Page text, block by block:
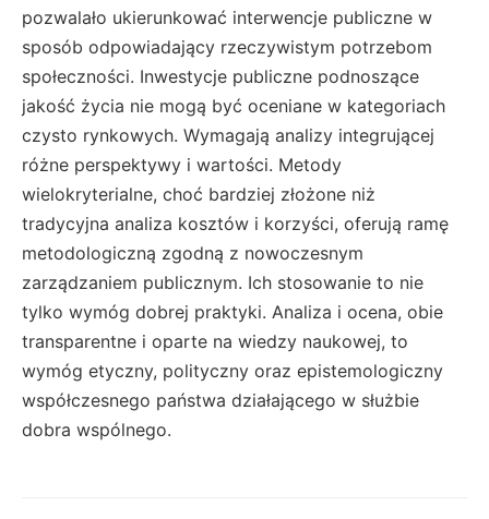
pozwalało ukierunkować interwencje publiczne w
sposób odpowiadający rzeczywistym potrzebom
społeczności. Inwestycje publiczne podnoszące
jakość życia nie mogą być oceniane w kategoriach
czysto rynkowych. Wymagają analizy integrującej
różne perspektywy i wartości. Metody
wielokryterialne, choć bardziej złożone niż
tradycyjna analiza kosztów i korzyści, oferują ramę
metodologiczną zgodną z nowoczesnym
zarządzaniem publicznym. Ich stosowanie to nie
tylko wymóg dobrej praktyki. Analiza i ocena, obie
transparentne i oparte na wiedzy naukowej, to
wymóg etyczny, polityczny oraz epistemologiczny
współczesnego państwa działającego w służbie
dobra wspólnego.